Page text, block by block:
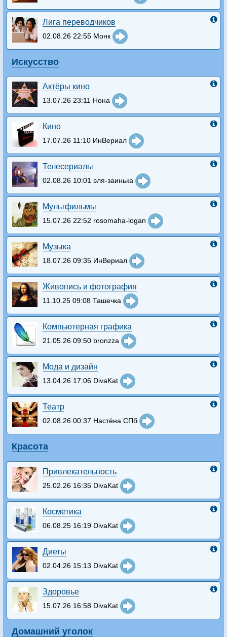
Лига переводчиков
02.08.26 22:55 Монк
Искусство
Актёры кино
13.07.26 23:11 Нона
Кино
17.07.26 11:10 ИнВериал
Телесериалы
02.08.26 10:01 эля-заинька
Мультфильмы
15.07.26 22:52 rosomaha-logan
Музыка
18.07.26 09:35 ИнВериал
Живопись и фотография
11.10.25 09:08 Ташечка
Компьютерная графика
21.05.26 09:50 bronzza
Мода и дизайн
13.04.26 17:06 DivaKat
Театр
02.08.26 00:37 Настёна СПб
Красота
Привлекательность
25.02.26 16:35 DivaKat
Косметика
06.08.25 16:19 DivaKat
Диеты
02.04.26 15:13 DivaKat
Здоровье
15.07.26 16:58 DivaKat
Домашний уголок